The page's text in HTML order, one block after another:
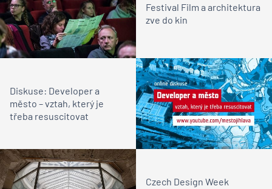
Festival Film a architektura
zve do kin
Diskuse: Developer a
město – vztah, který je
třeba resuscitovat
Czech Design Week